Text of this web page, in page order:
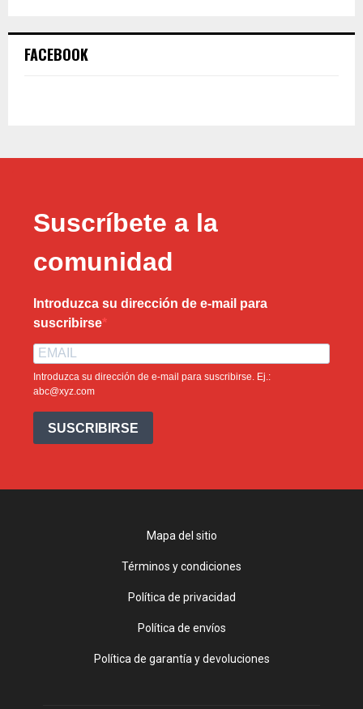
FACEBOOK
Suscríbete a la
comunidad
Introduzca su dirección de e-mail para
suscribirse
Introduzca su dirección de e-mail para suscribirse. Ej.:
abc@xyz.com
SUSCRIBIRSE
Mapa del sitio
Términos y condiciones
Política de privacidad
Política de envíos
Política de garantía y devoluciones